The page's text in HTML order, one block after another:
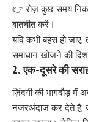
👉 रोज़ कुछ समय
बातचीत करें।
यदि कभी बहस हो
समाधान खोजने की
2.एक-दूसरे की
ज़िंदगी की भागदौड़ में
नजरअंदाज कर देते हैं,